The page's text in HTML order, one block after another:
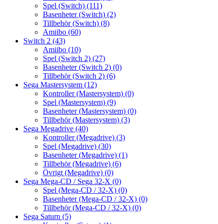
Spel (Switch) (111)
Basenheter (Switch) (2)
Tillbehör (Switch) (8)
Amiibo (60)
Switch 2 (43)
Amiibo (10)
Spel (Switch 2) (27)
Basenheter (Switch 2) (0)
Tillbehör (Switch 2) (6)
Sega Mastersystem (12)
Kontroller (Mastersystem) (0)
Spel (Mastersystem) (9)
Basenheter (Mastersystem) (0)
Tillbehör (Mastersystem) (3)
Sega Megadrive (40)
Kontroller (Megadrive) (3)
Spel (Megadrive) (30)
Basenheter (Megadrive) (1)
Tillbehör (Megadrive) (6)
Övrigt (Megadrive) (0)
Sega Mega-CD / Sega 32-X (0)
Spel (Mega-CD / 32-X) (0)
Basenheter (Mega-CD / 32-X) (0)
Tillbehör (Mega-CD / 32-X) (0)
Sega Saturn (5)